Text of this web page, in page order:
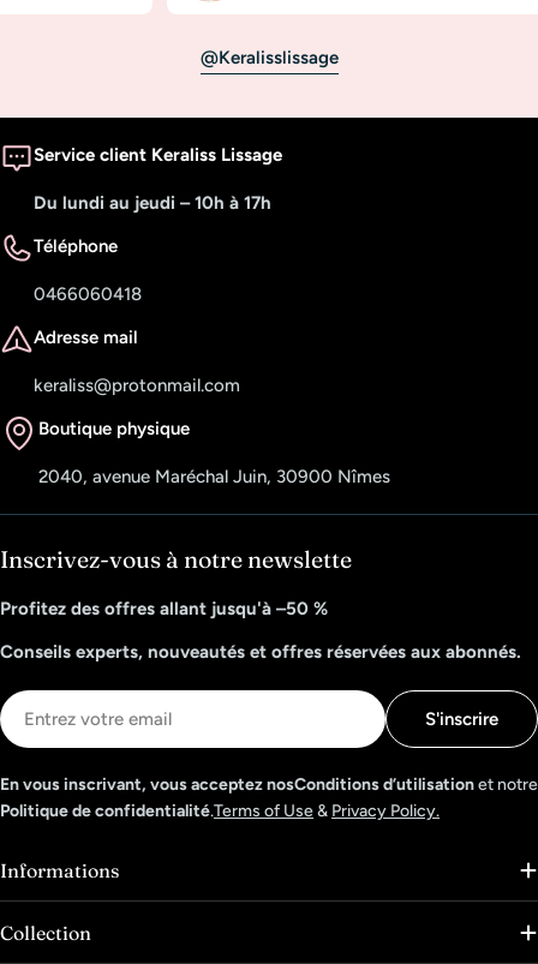
@keralisslissage
Service client Keraliss Lissage
Du lundi au jeudi – 10h à 17h
Téléphone
0466060418
Adresse mail
keraliss@protonmail.com
Boutique physique
2040, avenue Maréchal Juin, 30900 Nîmes
Inscrivez-vous à notre newslette
Profitez des offres allant jusqu'à –50 %
Conseils experts, nouveautés et offres réservées aux abonnés.
E-
mail
S'inscrire
En vous inscrivant, vous acceptez nosConditions d’utilisationet notre
Politique de confidentialité.Terms of Use& Privacy Policy.
Informations
Collection